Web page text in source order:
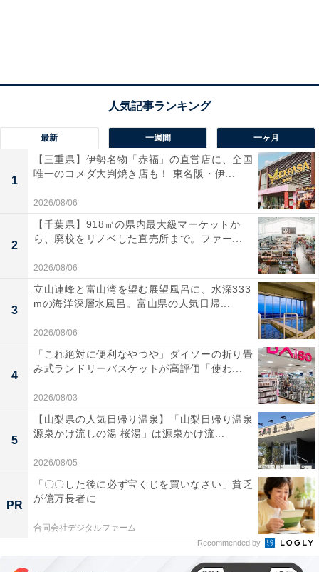
サイズ：
FREE（税込4990円）／キッズサイズ（税込
3990円）
ミスタードーナツの人気ドーナツの写真があしらわれ
た、かわいらしいロングTシャツ。キッズサイズは
130cm前後の子どもが着られるサイズ感です。
アイボリー×ブラック／ブラック×ブラウン
ミスタードーナツのロゴが入ったシンプルなデザインの
最新 一週間 一ヶ月
1
【三重県】伊勢名物「赤福」の直営店に、全国
唯一のコメダ大判焼き店も！ 東名阪・伊...
2026/08/06
2
【千葉県】918㎡の県内最大級マーケットか
ら、廃校をリノベした直売所まで。ファー...
2026/08/06
3
立山連峰と富山湾を望む展望風呂に、水深333
mの海洋深層水風呂。富山県の人気日帰...
2026/08/06
4
「これ絶対に便利なやつや」ダイソーの折り畳
み式ランドリーバスケットが高評価「使わ...
2026/08/03
5
【山梨県の人気日帰り温泉】「山梨日帰り温泉
源泉かけ流しの湯 桜湯」は源泉かけ流...
2026/08/05
PR
「〇〇した後に必ず宝くじを買いなさい」貧乏
が億万長者に
合同会社デジタルファーム
Recommended by